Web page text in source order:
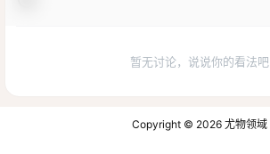
暂无讨论，说说你的看法吧
Copyright © 2026 尤物领域